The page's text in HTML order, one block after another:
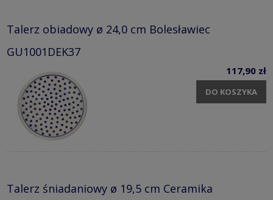
Talerz obiadowy ø 24,0 cm Bolesławiec
GU1001DEK37
117,90 zł
DO KOSZYKA
Talerz śniadaniowy ø 19,5 cm Ceramika